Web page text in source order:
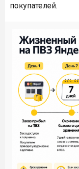
покупателей.